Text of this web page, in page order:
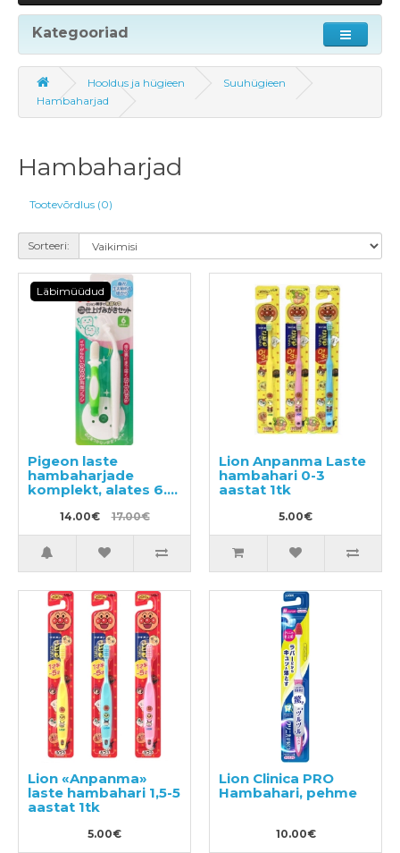
Kategooriad
Hooldus ja hügieen
Suuhügieen
Hambaharjad
Hambaharjad
Tootevõrdlus (0)
Sorteeri:
Läbimüüdud
Pigeon laste
hambaharjade
komplekt, alates 6.
14.00€ 17.00€
Lion Anpanma Laste
hambahari 0-3
aastat 1tk
5.00€
Lion «Anpanma»
laste hambahari 1,5-5
aastat 1tk
5.00€
Lion Clinica PRO
Hambahari, pehme
10.00€